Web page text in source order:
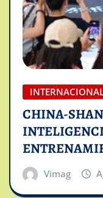
CHINA-
Vimag